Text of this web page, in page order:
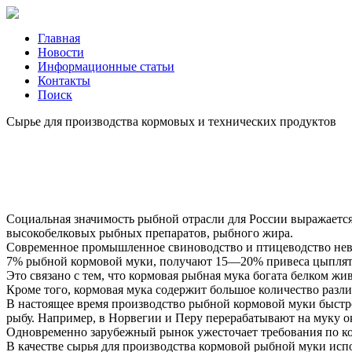
Главная
Новости
Информационные статьи
Контакты
Поиск
Сырье для производства кормовых и технических продуктов
Социальная значимость рыбной отрасли для России
высокобелковых рыбных препаратов, рыбного жира.
Современное промышленное свиноводство и птицеводство
7% рыбной кормовой муки, получают 15—20% привеса
Это связано с тем, что кормовая рыбная мука богата
Кроме того, кормовая мука содержит большое количество
В настоящее время производство рыбной кормовой муки
рыбу. Например, в Норвегии и Перу перерабатывают на муку
Одновременно зарубежный рынок ужесточает требования по
В качестве сырья для производства кормовой рыбной муки